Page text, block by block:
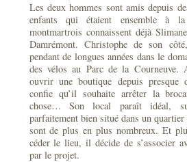
Les deux hommes sont amis depuis
enfants qui étaient ensemble à la
montmartrois connaissent déjà
Damrémont. Christophe de son
pendant de longues années dans le
des vélos au Parc de la Courneuve.
ouvrir une boutique depuis presque
confie qu’il souhaite arrêter la
chose… Son local paraît idéal,
parfaitement bien situé dans un
sont de plus en plus nombreux. Et
céder le lieu, il décide de s’associer
par le projet.